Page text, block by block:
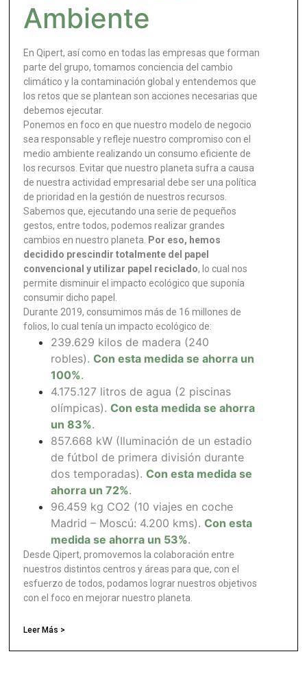
Ambiente
En Qipert, así como en todas las empresas que forman
parte del grupo, tomamos conciencia del cambio
climático y la contaminación global y entendemos que
los retos que se plantean son acciones necesarias que
debemos ejecutar.
Ponemos en foco en que nuestro modelo de negocio
sea responsable y refleje nuestro compromiso con el
medio ambiente realizando un consumo eficiente de
los recursos. Evitar que nuestro planeta sufra a causa
de nuestra actividad empresarial debe ser una política
de prioridad en la gestión de nuestros recursos.
Sabemos que, ejecutando una serie de pequeños
gestos, entre todos, podemos realizar grandes
cambios en nuestro planeta.
Por eso, hemos
decidido prescindir totalmente del papel
convencional y utilizar papel reciclado, lo cual nos
permite disminuir el impacto ecológico que suponía
consumir dicho papel.
Durante 2019, consumimos más de 16 millones de
folios, lo cual tenía un impacto ecológico de:
239.629 kilos de madera (240
robles). Con esta medida se ahorra un
100%.
4.175.127 litros de agua (2 piscinas
olímpicas). Con esta medida se ahorra
un 83%.
857.668 kW (Iluminación de un estadio
de fútbol de primera división durante
dos temporadas). Con esta medida se
ahorra un 72%.
96.459 kg CO2 (10 viajes en coche
Madrid – Moscú: 4.200 kms). Con esta
medida se ahorra un 53%.
Desde Qipert, promovemos la colaboración entre
nuestros distintos centros y áreas para que, con el
esfuerzo de todos, podamos lograr nuestros objetivos
con el foco en mejorar nuestro planeta.
Leer Más >